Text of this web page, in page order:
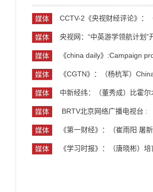
媒体
媒体
媒体
媒体
媒体
媒体
媒体
媒体